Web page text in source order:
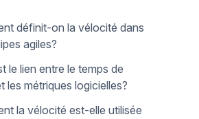
définit-on la vélocité dans
agiles?
le lien entre le temps de
les métriques logicielles?
la vélocité est-elle utilisée